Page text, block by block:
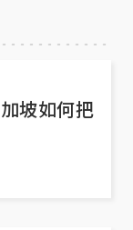
坡如何把